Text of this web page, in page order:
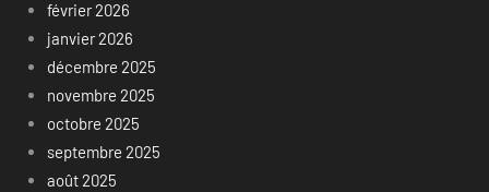
février 2026
janvier 2026
décembre 2025
novembre 2025
octobre 2025
septembre 2025
août 2025